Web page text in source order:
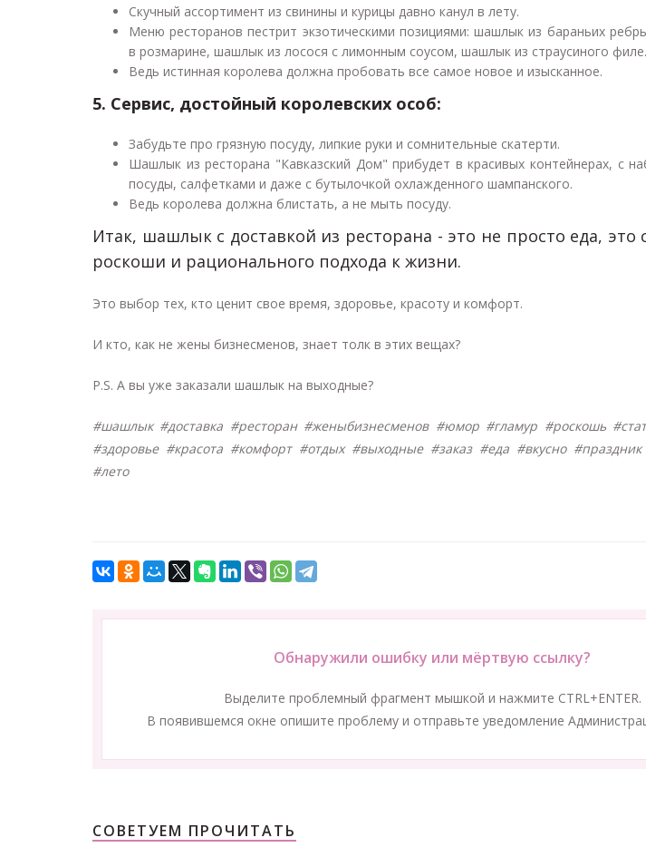
Скучный ассортимент из свинины и курицы давно канул в лету.
Меню ресторанов пестрит экзотическими позициями: шашлык из бараньих
в розмарине, шашлык из лосося с лимонным соусом, шашлык из страусиного филе.
Ведь истинная королева должна пробовать все самое новое и изысканное.
5. Сервис, достойный королевских особ:
Забудьте про грязную посуду, липкие руки и сомнительные скатерти.
Шашлык из ресторана "Кавказский Дом" прибудет в красивых контейнерах, с
посуды, салфетками и даже с бутылочкой охлажденного шампанского.
Ведь королева должна блистать, а не мыть посуду.
Итак, шашлык с доставкой из ресторана - это не просто еда, это
роскоши и рационального подхода к жизни.
Это выбор тех, кто ценит свое время, здоровье, красоту и комфорт.
И кто, как не жены бизнесменов, знает толк в этих вещах?
P.S. А вы уже заказали шашлык на выходные?
#шашлык #доставка #ресторан #женыбизнесменов #юмор #гламур #роскошь
#здоровье #красота #комфорт #отдых #выходные #заказ #еда #вкусно
#лето
Обнаружили ошибку или мёртвую ссылку?
Выделите проблемный фрагмент мышкой и нажмите CTRL+ENTER.
В появившемся окне опишите проблему и отправьте уведомление
СОВЕТУЕМ ПРОЧИТАТЬ